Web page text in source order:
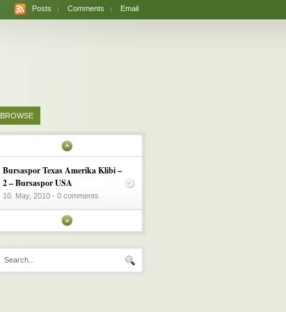
Posts Comments Email
BROWSE
Bursaspor Texas Amerika Klibi –
2 – Bursaspor USA
10. May, 2010 - 0 comments